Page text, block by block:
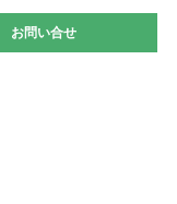
お問い合せ
お問い合せ